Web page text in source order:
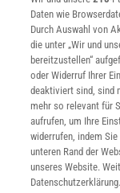
INFO
Mediadaten
Datenschutz
Cookie-
Utiq verwalten
Alle Artikel
Impressum
Daten wie
Durch Auswahl von
die unter „Wir und
bereitzustellen“
oder Widerruf Ihrer
deaktiviert sind, sind
mehr so relevant für
aufrufen, um Ihre
widerrufen, indem
unteren Rand der
unseres Website.
Datenschutzerklärung.